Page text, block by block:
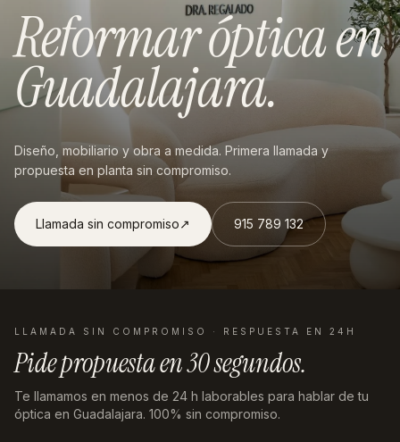
Reformarópticaen
Guadalajara.
Diseño, mobiliario y obra a medida. Primera llamada y
propuesta en planta sin compromiso.
Llamada sin compromiso↗︎ 915 789 132
LLAMADA SIN COMPROMISO · RESPUESTA EN 24H
Pide propuesta en30 segundos.
Te llamamos en menos de 24 h laborables para hablar de tu
óptica en Guadalajara. 100% sin compromiso.